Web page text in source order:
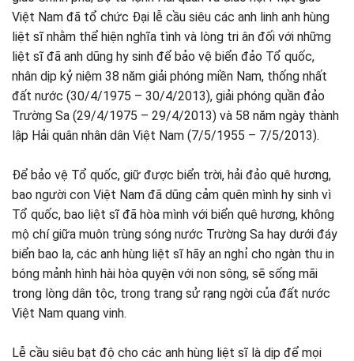
Việt Nam đã tổ chức Đại lễ cầu siêu các anh linh anh hùng
liệt sĩ nhằm thể hiện nghĩa tình và lòng tri ân đối với những
liệt sĩ đã anh dũng hy sinh để bảo vệ biển đảo Tổ quốc,
nhân dịp kỷ niệm 38 năm giải phóng miền Nam, thống nhất
đất nước (30/4/1975 – 30/4/2013), giải phóng quần đảo
Trường Sa (29/4/1975 – 29/4/2013) và 58 năm ngày thành
lập Hải quân nhân dân Việt Nam (7/5/1955 – 7/5/2013).
Để bảo vệ Tổ quốc, giữ được biển trời, hải đảo quê hương,
bao người con Việt Nam đã dũng cảm quên mình hy sinh vì
Tổ quốc, bao liệt sĩ đã hòa mình với biển quê hương, không
mộ chí giữa muôn trùng sóng nước Trường Sa hay dưới đáy
biển bao la, các anh hùng liệt sĩ hãy an nghỉ cho ngàn thu in
bóng mảnh hình hài hòa quyện với non sông, sẽ sống mãi
trong lòng dân tộc, trong trang sử rạng ngời của đất nước
Việt Nam quang vinh.
Lễ cầu siêu bạt độ cho các anh hùng liệt sĩ là dịp để mọi